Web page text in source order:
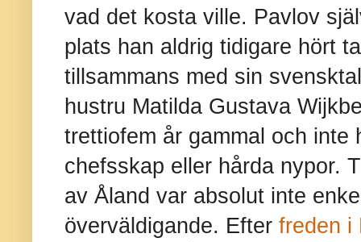
vad det kosta ville. Pavlov
plats han aldrig tidigare hört
tillsammans med sin
hustru Matilda Gustava
trettiofem år gammal och
chefsskap eller hårda nypor.
av Åland var absolut inte
överväldigande. Efter freden i